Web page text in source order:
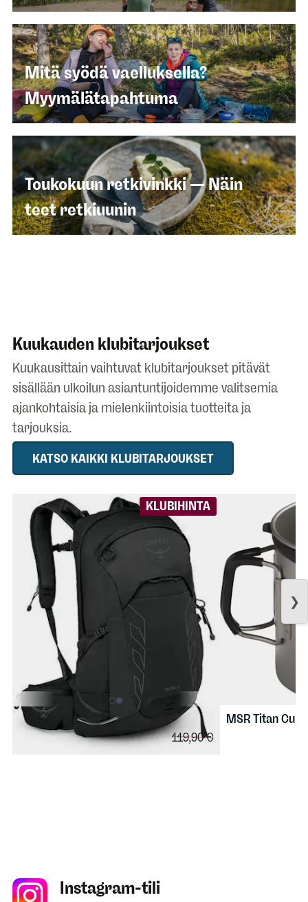
Mitä syödä vaelluksella?
Myymälätapahtuma
Toukokuun retkivinkki — Näin
teet retkiuunin
Kuukauden klubitarjoukset
Kuukausittain vaihtuvat klubitarjoukset pitävät
sisällään ulkoilun asiantuntijoidemme valitsemia
ajankohtaisia ja mielenkiintoisia tuotteita ja
tarjouksia.
KATSO KAIKKI KLUBITARJOUKSET
❯
KLUBIHINTA
99,90 €
Vertailuhinta:
119,90 €
OSPREY Talon 22 MSRTitan Cup
Instagram-tili